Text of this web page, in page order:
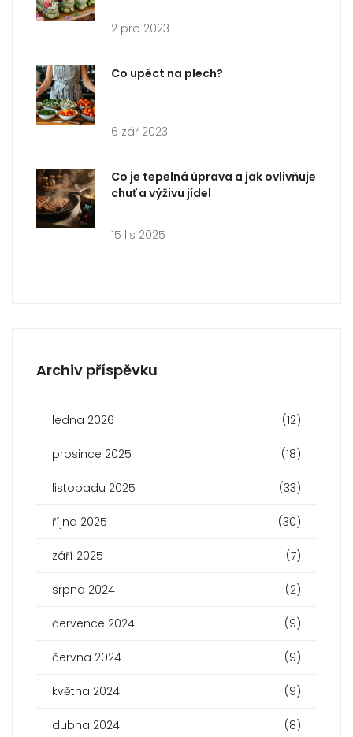
2 pro 2023
Co upéct na plech?
6 zář 2023
Co je tepelná úprava a jak ovlivňuje
chuť a výživu jídel
15 lis 2025
Archiv příspěvku
ledna 2026 (12)
prosince 2025 (18)
listopadu 2025 (33)
října 2025 (30)
září 2025 (7)
srpna 2024 (2)
července 2024 (9)
června 2024 (9)
května 2024 (9)
dubna 2024 (8)